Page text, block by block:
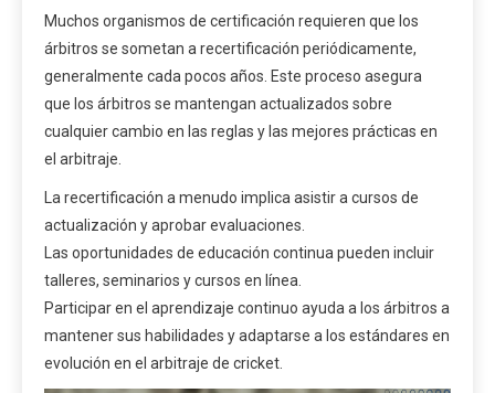
Muchos organismos de certificación requieren que los
árbitros se sometan a recertificación periódicamente,
generalmente cada pocos años. Este proceso asegura
que los árbitros se mantengan actualizados sobre
cualquier cambio en las reglas y las mejores prácticas en
el arbitraje.
La recertificación a menudo implica asistir a cursos de
actualización y aprobar evaluaciones.
Las oportunidades de educación continua pueden incluir
talleres, seminarios y cursos en línea.
Participar en el aprendizaje continuo ayuda a los árbitros a
mantener sus habilidades y adaptarse a los estándares en
evolución en el arbitraje de cricket.